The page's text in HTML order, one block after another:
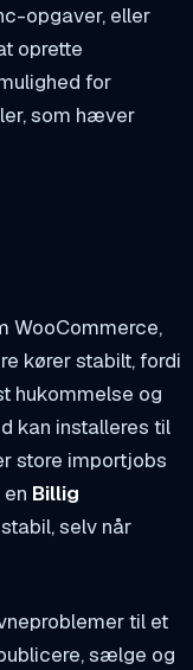
opgaver, eller
oprette
for
som hæver
WooCommerce,
kører stabilt, fordi
hukommelse og
kan installeres til
store importjobs
Billig
selv når
til et
sælge og